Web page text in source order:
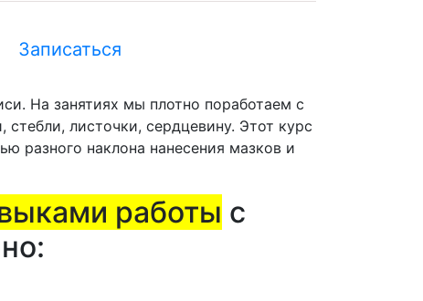
Записаться
На занятиях мы плотно поработаем с
листочки, сердцевину. Этот курс
разного наклона нанесения мазков и
работы с